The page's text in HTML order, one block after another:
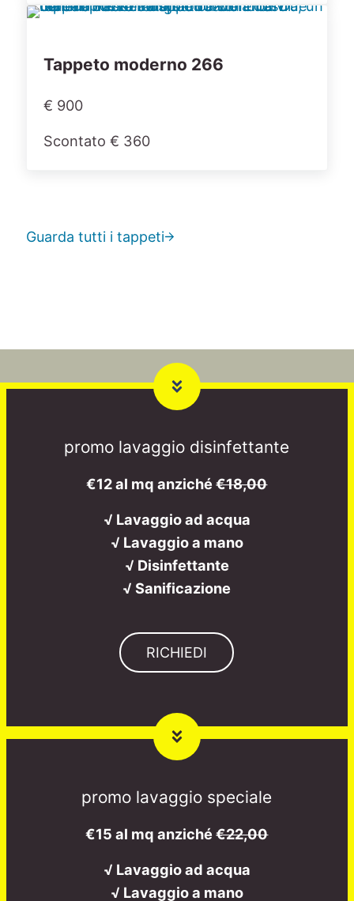
Tappeto moderno 266
€ 900
Scontato € 360
Guarda tutti i tappeti
promo lavaggio disinfettante
€12 al mq anziché€18,00
√ Lavaggio ad acqua
√ Lavaggio a mano
√ Disinfettante
√ Sanificazione
RICHIEDI
promo lavaggio speciale
€15 al mq anziché€22,00
√ Lavaggio ad acqua
√ Lavaggio a mano